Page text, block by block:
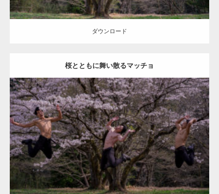
ダウンロード
桜とともに舞い散るマッチョ
Update:2021.07.8
Category: 桜とマッチョ kaichan AKIHITO(細マッチョ) SOSUKE 外資
系筋肉 ぶっ飛ばされマッチョ
ダウンロード